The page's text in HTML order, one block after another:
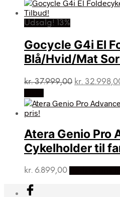
var:
Udsalg! 13%
Gocycle G4i El
Blå/Hvid/Mat
kr.37.999,00 Den
pris
kr.
Atera Genio Pro
Cykelholder til
kr. 6.899,00